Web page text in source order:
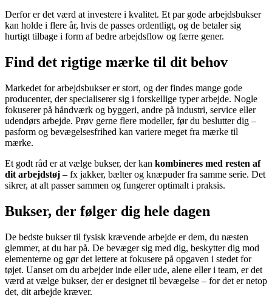
Derfor er det værd at investere i kvalitet. Et par gode arbejdsbukser
kan holde i flere år, hvis de passes ordentligt, og de betaler sig
hurtigt tilbage i form af bedre arbejdsflow og færre gener.
Find det rigtige mærke til dit behov
Markedet for arbejdsbukser er stort, og der findes mange gode
producenter, der specialiserer sig i forskellige typer arbejde. Nogle
fokuserer på håndværk og byggeri, andre på industri, service eller
udendørs arbejde. Prøv gerne flere modeller, før du beslutter dig –
pasform og bevægelsesfrihed kan variere meget fra mærke til
mærke.
Et godt råd er at vælge bukser, der kan kombineres med resten af
dit arbejdstøj – fx jakker, bælter og knæpuder fra samme serie. Det
sikrer, at alt passer sammen og fungerer optimalt i praksis.
Bukser, der følger dig hele dagen
De bedste bukser til fysisk krævende arbejde er dem, du næsten
glemmer, at du har på. De bevæger sig med dig, beskytter dig mod
elementerne og gør det lettere at fokusere på opgaven i stedet for
tøjet. Uanset om du arbejder inde eller ude, alene eller i team, er det
værd at vælge bukser, der er designet til bevægelse – for det er netop
det, dit arbejde kræver.